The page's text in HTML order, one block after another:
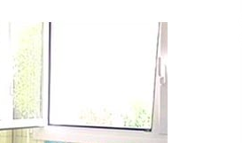
Larunbatean Plentziako Itsas
Martxa ospatuko da
2026/07/07